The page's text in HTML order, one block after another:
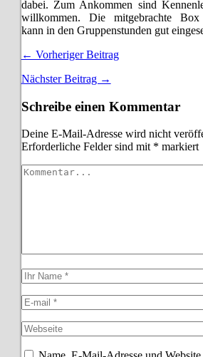
dabei. Zum Ankommen sind
willkommen. Die mitgebrachte Box
kann in den Gruppenstunden gut
← Vorheriger Beitrag
Nächster Beitrag →
Schreibe einen Kommentar
Deine E-Mail-Adresse wird nicht
Erforderliche Felder sind mit * markiert